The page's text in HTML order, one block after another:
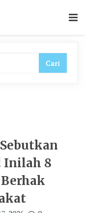
Inilah 8